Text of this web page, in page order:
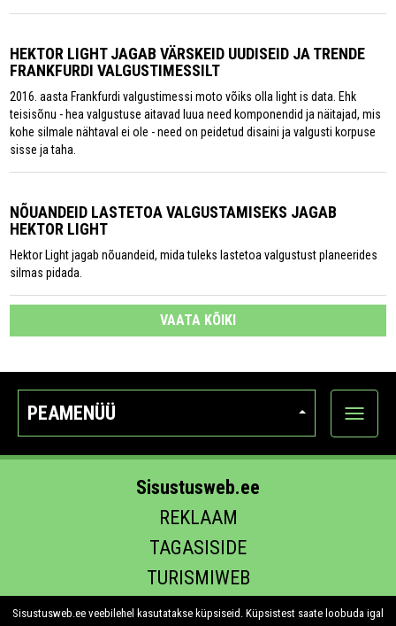
HEKTOR LIGHT JAGAB VÄRSKEID UUDISEID JA TRENDE
FRANKFURDI VALGUSTIMESSILT
2016. aasta Frankfurdi valgustimessi moto võiks olla light is data. Ehk
teisisõnu - hea valgustuse aitavad luua need komponendid ja näitajad, mis
kohe silmale nähtaval ei ole - need on peidetud disaini ja valgusti korpuse
sisse ja taha.
NÕUANDEID LASTETOA VALGUSTAMISEKS JAGAB
HEKTOR LIGHT
Hektor Light jagab nõuandeid, mida tuleks lastetoa valgustust planeerides
silmas pidada.
VAATA KÕIKI
PEAMENÜÜ
Ava
Sisustusweb.ee
REKLAAM
TAGASISIDE
TURISMIWEB
EHITUS.EE
Sisustusweb.ee veebilehel kasutatakse küpsiseid. Küpsistest saate loobuda igal